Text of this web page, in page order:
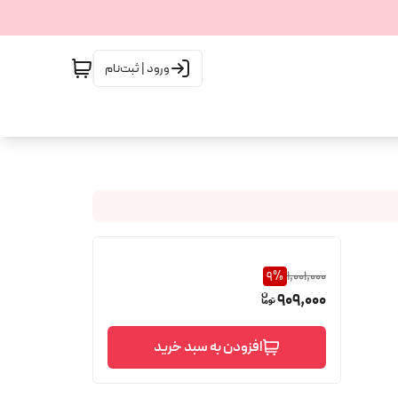
ورود | ثبت‌نام
1,001,000
9%
909,000
افزودن به سبد خرید